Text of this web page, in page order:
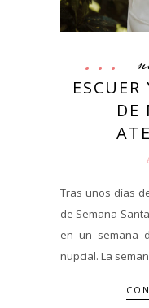
DE
Tras unos días
de Semana
en un semana
nupcial. La